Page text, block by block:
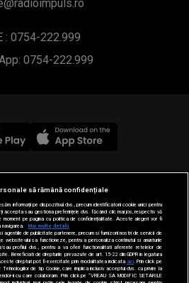
: 0754-222.999
0754-222.999
INTERNATIONAL SA, Toate
rezervate.
să rămână confidențiale
informații pe dispozitivul dvs., precum identificatorii cookie unici pentru
accepta sau gestiona preferințele dvs. făcând clic mai jos, respectiv vă
moment pe pagina cu politica de confidențialitate. Aceste alegeri vor fi
Mai multe detalii
agentiile de publicitate partenere, precum si furnizorii nostri de servicii de
website-ului sa functioneze, pentru a personaliza continutul si anunturile
profilul dvs., pentru a va oferi functionalitati aferente retelelor de
Beneficiati de drepturile prevazute de art. 15-22 din GDPR in legatura
drepturi pot fi exercitate prin modalitatea indicataaici . Prin click pe
de tip Cookie, care implica inclusiv acceptul dvs. cu privire la
ii cu care colaboram. Prin click pe “VREAU SA MODIFIC SETARILE